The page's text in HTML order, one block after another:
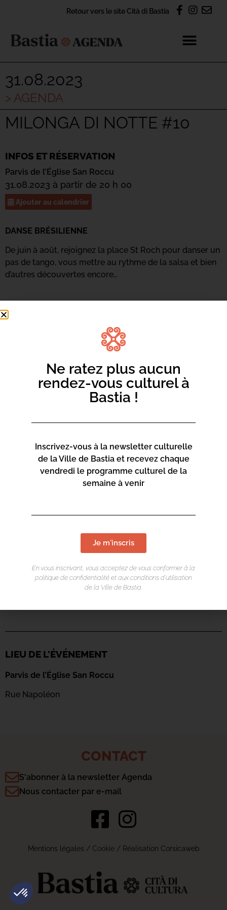
Retour vers le site Cità di Bastia
31.08.2023
> AGENDA
MILONGA DI NOTTE #10
INFOS ET RÉSERVATION
Parvis de l’Église San Roccu
31.08.2023 à partir de 20 h 00
Ajouter au calendrier
DANSE BRÉSILIENNE
De juin à août, rejoignez la place St Roch pour danser un
pas de tango, vous mettre au rythme de la salsa et bien
d’autres découvertes encore…
LIEU DE L'ÉVÉNEMENT
Parvis de l’Église San Roccu
Rue Napoléon
CONTACT
S'abonner à la newsletter Agenda
Nous contacter par e-mail
Mentions légales / Cookie/ Réalisation Corsicaweb
Ne ratez plus aucun
rendez-vous culturel à
Bastia !
Inscrivez-vous à la newsletter culturelle
de la Ville de Bastia et recevez chaque
vendredi le programme culturel de la
semaine à venir
Je m'inscris
En vous inscrivant, vous acceptez de vous conformer à la
politique de confidentialité et aux conditions d’utilisation
de la Ville de Bastia.